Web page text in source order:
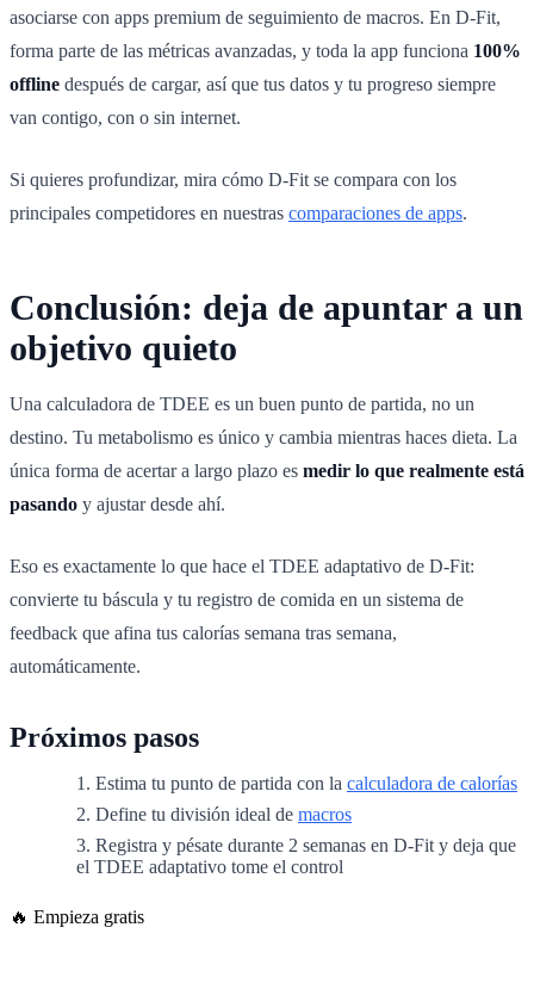
asociarse con apps premium de seguimiento de macros. En D-Fit,
forma parte de las métricas avanzadas, y toda la app funciona 100%
offline después de cargar, así que tus datos y tu progreso siempre
van contigo, con o sin internet.
Si quieres profundizar, mira cómo D-Fit se compara con los
principales competidores en nuestras comparaciones de apps.
Conclusión: deja de apuntar a un
objetivo quieto
Una calculadora de TDEE es un buen punto de partida, no un
destino. Tu metabolismo es único y cambia mientras haces dieta. La
única forma de acertar a largo plazo es medir lo que realmente está
pasando y ajustar desde ahí.
Eso es exactamente lo que hace el TDEE adaptativo de D-Fit:
convierte tu báscula y tu registro de comida en un sistema de
feedback que afina tus calorías semana tras semana,
automáticamente.
Próximos pasos
Estima tu punto de partida con la calculadora de calorías
Define tu división ideal de macros
Registra y pésate durante 2 semanas en D-Fit y deja que
el TDEE adaptativo tome el control
🔥 Empieza gratis